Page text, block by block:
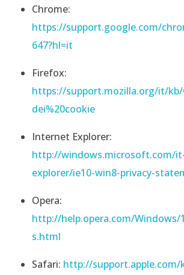
Chrome:
https://support.google.com/
647?hl=it
Firefox:
https://support.mozilla.org/it/kb/
dei%20cookie
Internet Explorer:
http://windows.microsoft.com/
explorer/ie10-win8-privacy-
Opera:
http://help.opera.com/Windows/
s.html
Safari: http://support.apple.com/